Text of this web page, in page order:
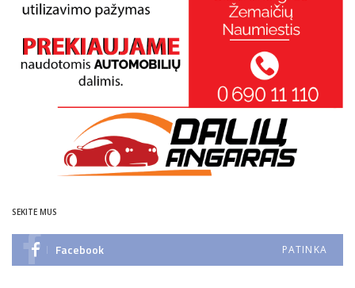
SEKITE MUS
Facebook PATINKA